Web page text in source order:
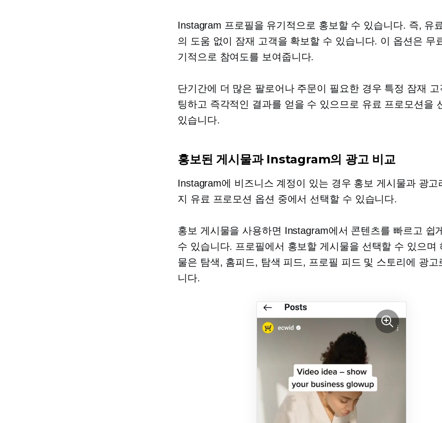
Instagram 프로필을 유기적으로 홍보할 수 있습니다. 즉, 유
의 도움 없이 잠재 고객을 확보할 수 있습니다. 이 옵션은 무
기적으로 참여도를 보여줍니다.
단기간에 더 많은 팔로어나 주문이 필요한 경우 특정 잠재 고
팅하고 즉각적인 결과를 얻을 수 있으므로 유료 프로모션을
있습니다.
홍보된 게시물과 Instagram의 광고 비교
Instagram에 비즈니스 계정이 있는 경우 홍보 게시물과 광고
지 유료 프로모션 옵션 중에서 선택할 수 있습니다.
홍보 게시물을 사용하면 Instagram에서 콘텐츠를 빠르고 쉽
수 있습니다. 프로필에서 홍보할 게시물을 선택할 수 있으며
물은 탐색, 홈피드, 탐색 피드, 프로필 피드 및 스토리에 광고
니다.